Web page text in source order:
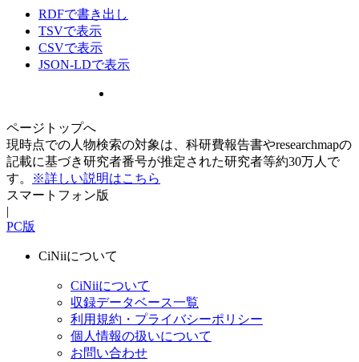
RDFで書き出し
TSVで表示
CSVで表示
JSON-LDで表示
ページトップへ
現時点での人物検索の対象は、科研費報告書やresearchmapの
記載に基づき研究者番号が推定された研究者等約30万人で
す。
※詳しい説明はこちら
スマートフォン版
|
PC版
CiNiiについて
CiNiiについて
収録データベース一覧
利用規約・プライバシーポリシー
個人情報の扱いについて
お問い合わせ